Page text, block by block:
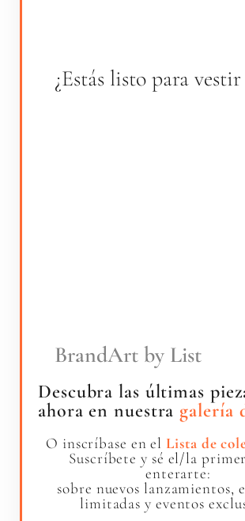
¿Estás listo para
BrandArt by List
Descubra las últimas
ahora en nuestra galería
O inscríbase en el Lista de
Suscríbete y sé el/la
enterarte:
sobre nuevos lanzamientos,
limitadas y eventos